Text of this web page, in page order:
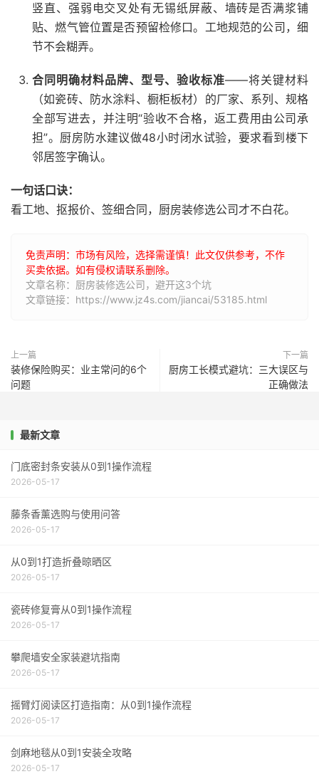
竖直、强弱电交叉处有无锡纸屏蔽、墙砖是否满浆铺
贴、燃气管位置是否预留检修口。工地规范的公司，细
节不会糊弄。
合同明确材料品牌、型号、验收标准——将关键材料
（如瓷砖、防水涂料、橱柜板材）的厂家、系列、规格
全部写进去，并注明“验收不合格，返工费用由公司承
担”。厨房防水建议做48小时闭水试验，要求看到楼下
邻居签字确认。
一句话口诀：
看工地、抠报价、签细合同，厨房装修选公司才不白花。
免责声明：市场有风险，选择需谨慎！此文仅供参考，不作
买卖依据。如有侵权请联系删除。
文章名称：厨房装修选公司，避开这3个坑
文章链接：https://www.jz4s.com/jiancai/53185.html
上一篇
装修保险购买：业主常问的6个
问题
下一篇
厨房工长模式避坑：三大误区与
正确做法
最新文章
门底密封条安装从0到1操作流程
2026-05-17
藤条香薰选购与使用问答
2026-05-17
从0到1打造折叠晾晒区
2026-05-17
瓷砖修复膏从0到1操作流程
2026-05-17
攀爬墙安全家装避坑指南
2026-05-17
摇臂灯阅读区打造指南：从0到1操作流程
2026-05-17
剑麻地毯从0到1安装全攻略
2026-05-17